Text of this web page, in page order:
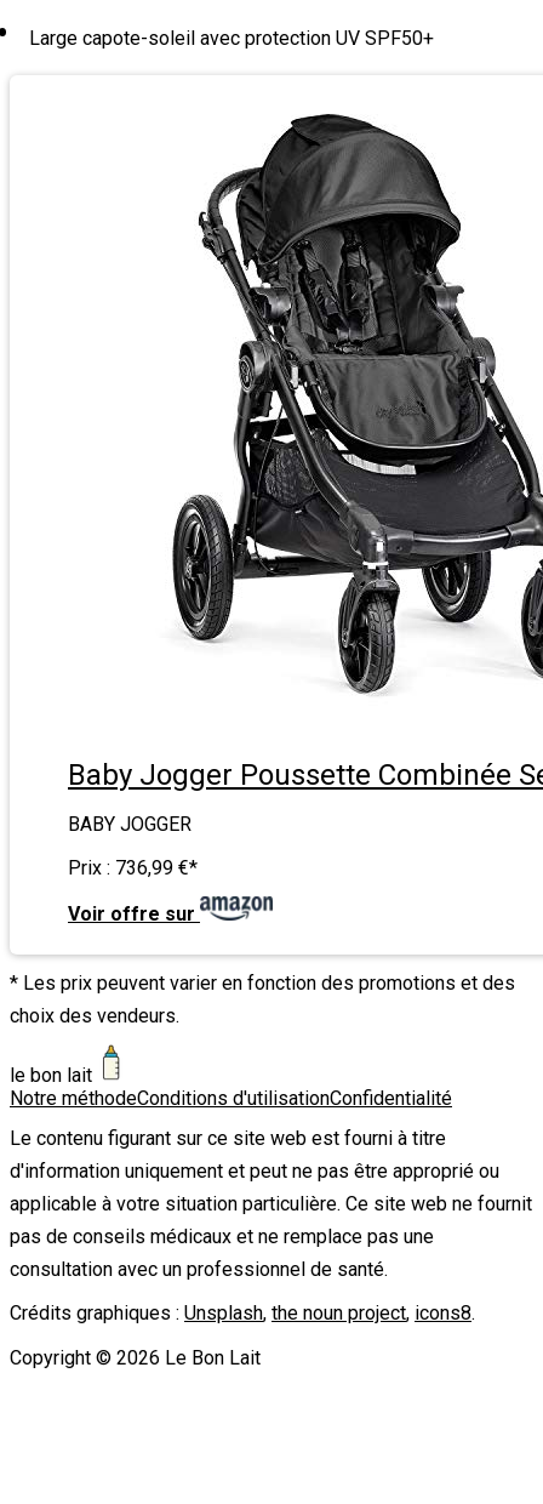
Large capote-soleil avec protection UV SPF50+
Baby Jogger Poussette Combinée
BABY JOGGER
Prix : 736,99 €*
Voir offre sur
* Les prix peuvent varier en fonction des promotions et des
choix des vendeurs.
le bon lait
Notre méthodeConditions d'utilisationConfidentialité
Le contenu figurant sur ce site web est fourni à titre
d'information uniquement et peut ne pas être approprié ou
applicable à votre situation particulière. Ce site web ne fournit
pas de conseils médicaux et ne remplace pas une
consultation avec un professionnel de santé.
Crédits graphiques : Unsplash, the noun project, icons8.
Copyright © 2026 Le Bon Lait